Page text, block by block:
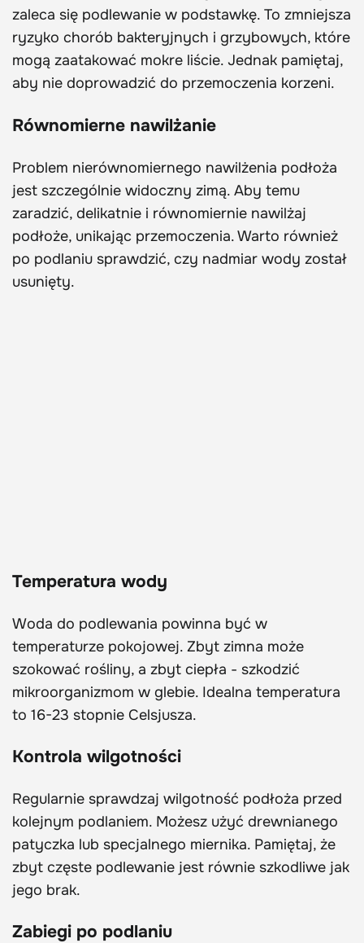
zaleca się podlewanie w podstawkę. To zmniejsza
ryzyko chorób bakteryjnych i grzybowych, które
mogą zaatakować mokre liście. Jednak pamiętaj,
aby nie doprowadzić do przemoczenia korzeni.
Równomierne nawilżanie
Problem nierównomiernego nawilżenia podłoża
jest szczególnie widoczny zimą. Aby temu
zaradzić, delikatnie i równomiernie nawilżaj
podłoże, unikając przemoczenia. Warto również
po podlaniu sprawdzić, czy nadmiar wody został
usunięty.
Temperatura wody
Woda do podlewania powinna być w
temperaturze pokojowej. Zbyt zimna może
szokować rośliny, a zbyt ciepła - szkodzić
mikroorganizmom w glebie. Idealna temperatura
to 16-23 stopnie Celsjusza.
Kontrola wilgotności
Regularnie sprawdzaj wilgotność podłoża przed
kolejnym podlaniem. Możesz użyć drewnianego
patyczka lub specjalnego miernika. Pamiętaj, że
zbyt częste podlewanie jest równie szkodliwe jak
jego brak.
Zabiegi po podlaniu